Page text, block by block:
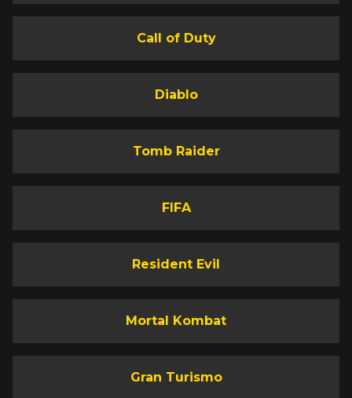
Call of Duty
Diablo
Tomb Raider
FIFA
Resident Evil
Mortal Kombat
Gran Turismo